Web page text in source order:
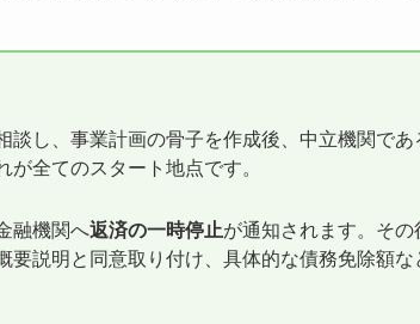
談し、事業計画の骨子を作成後、中立機関で
が全てのスタート地点です。
融機関へ返済の一時停止が通知されます。そ
要説明と同意取り付け、具体的な債務免除額